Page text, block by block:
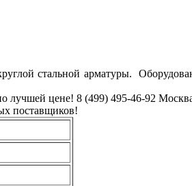
стальной арматуры.
лучшей цене! 8 (499) 495-46-92
поставщиков!